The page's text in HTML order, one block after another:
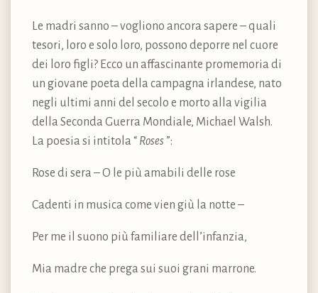
Le madri sanno – vogliono ancora sapere – quali
tesori, loro e solo loro, possono deporre nel cuore
dei loro figli? Ecco un affascinante promemoria di
un giovane poeta della campagna irlandese, nato
negli ultimi anni del secolo e morto alla vigilia
della Seconda Guerra Mondiale, Michael Walsh.
La poesia si intitola “ Roses ”:
Rose di sera – O le più amabili delle rose
Cadenti in musica come vien giù la notte –
Per me il suono più familiare dell’infanzia,
Mia madre che prega sui suoi grani marrone.